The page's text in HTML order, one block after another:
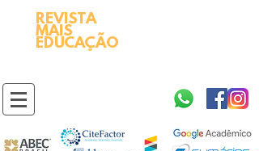
REVISTA
MAIS
EDUCAÇÃO